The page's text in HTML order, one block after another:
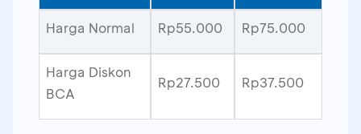
Harga Normal Rp55.000 Rp75.000
Harga Diskon
BCA
Rp27.500 Rp37.500